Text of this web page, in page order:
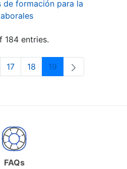
de formación para la
184 entries.
Pages Use TAB to
Page
17 Page
18 Page
19
FAQs